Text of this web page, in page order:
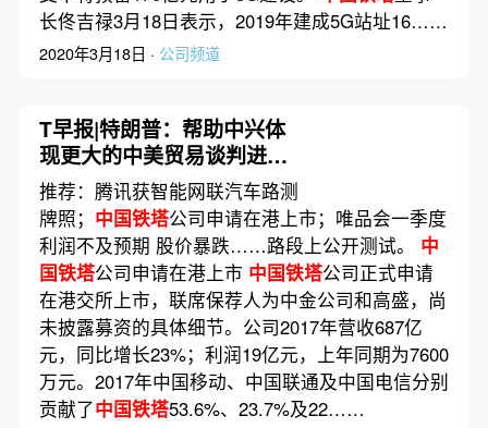
长佟吉禄3月18日表示，2019年建成5G站址16……
2020年3月18日 · 公司频道
T早报|特朗普：帮助中兴体
现更大的中美贸易谈判进
程；中国重启对高通收购恩
智浦的审查；特斯拉在上海
浦东成立独资子公司
推荐：腾讯获智能网联汽车路测
牌照； 中国铁塔公司申请在港上市；唯品会一季度
利润不及预期 股价暴跌……路段上公开测试。 中
国铁塔公司申请在港上市 中国铁塔公司正式申请
在港交所上市，联席保荐人为中金公司和高盛，尚
未披露募资的具体细节。公司2017年营收687亿
元，同比增长23%；利润19亿元，上年同期为7600
万元。2017年中国移动、中国联通及中国电信分别
贡献了中国铁塔53.6%、23.7%及22……